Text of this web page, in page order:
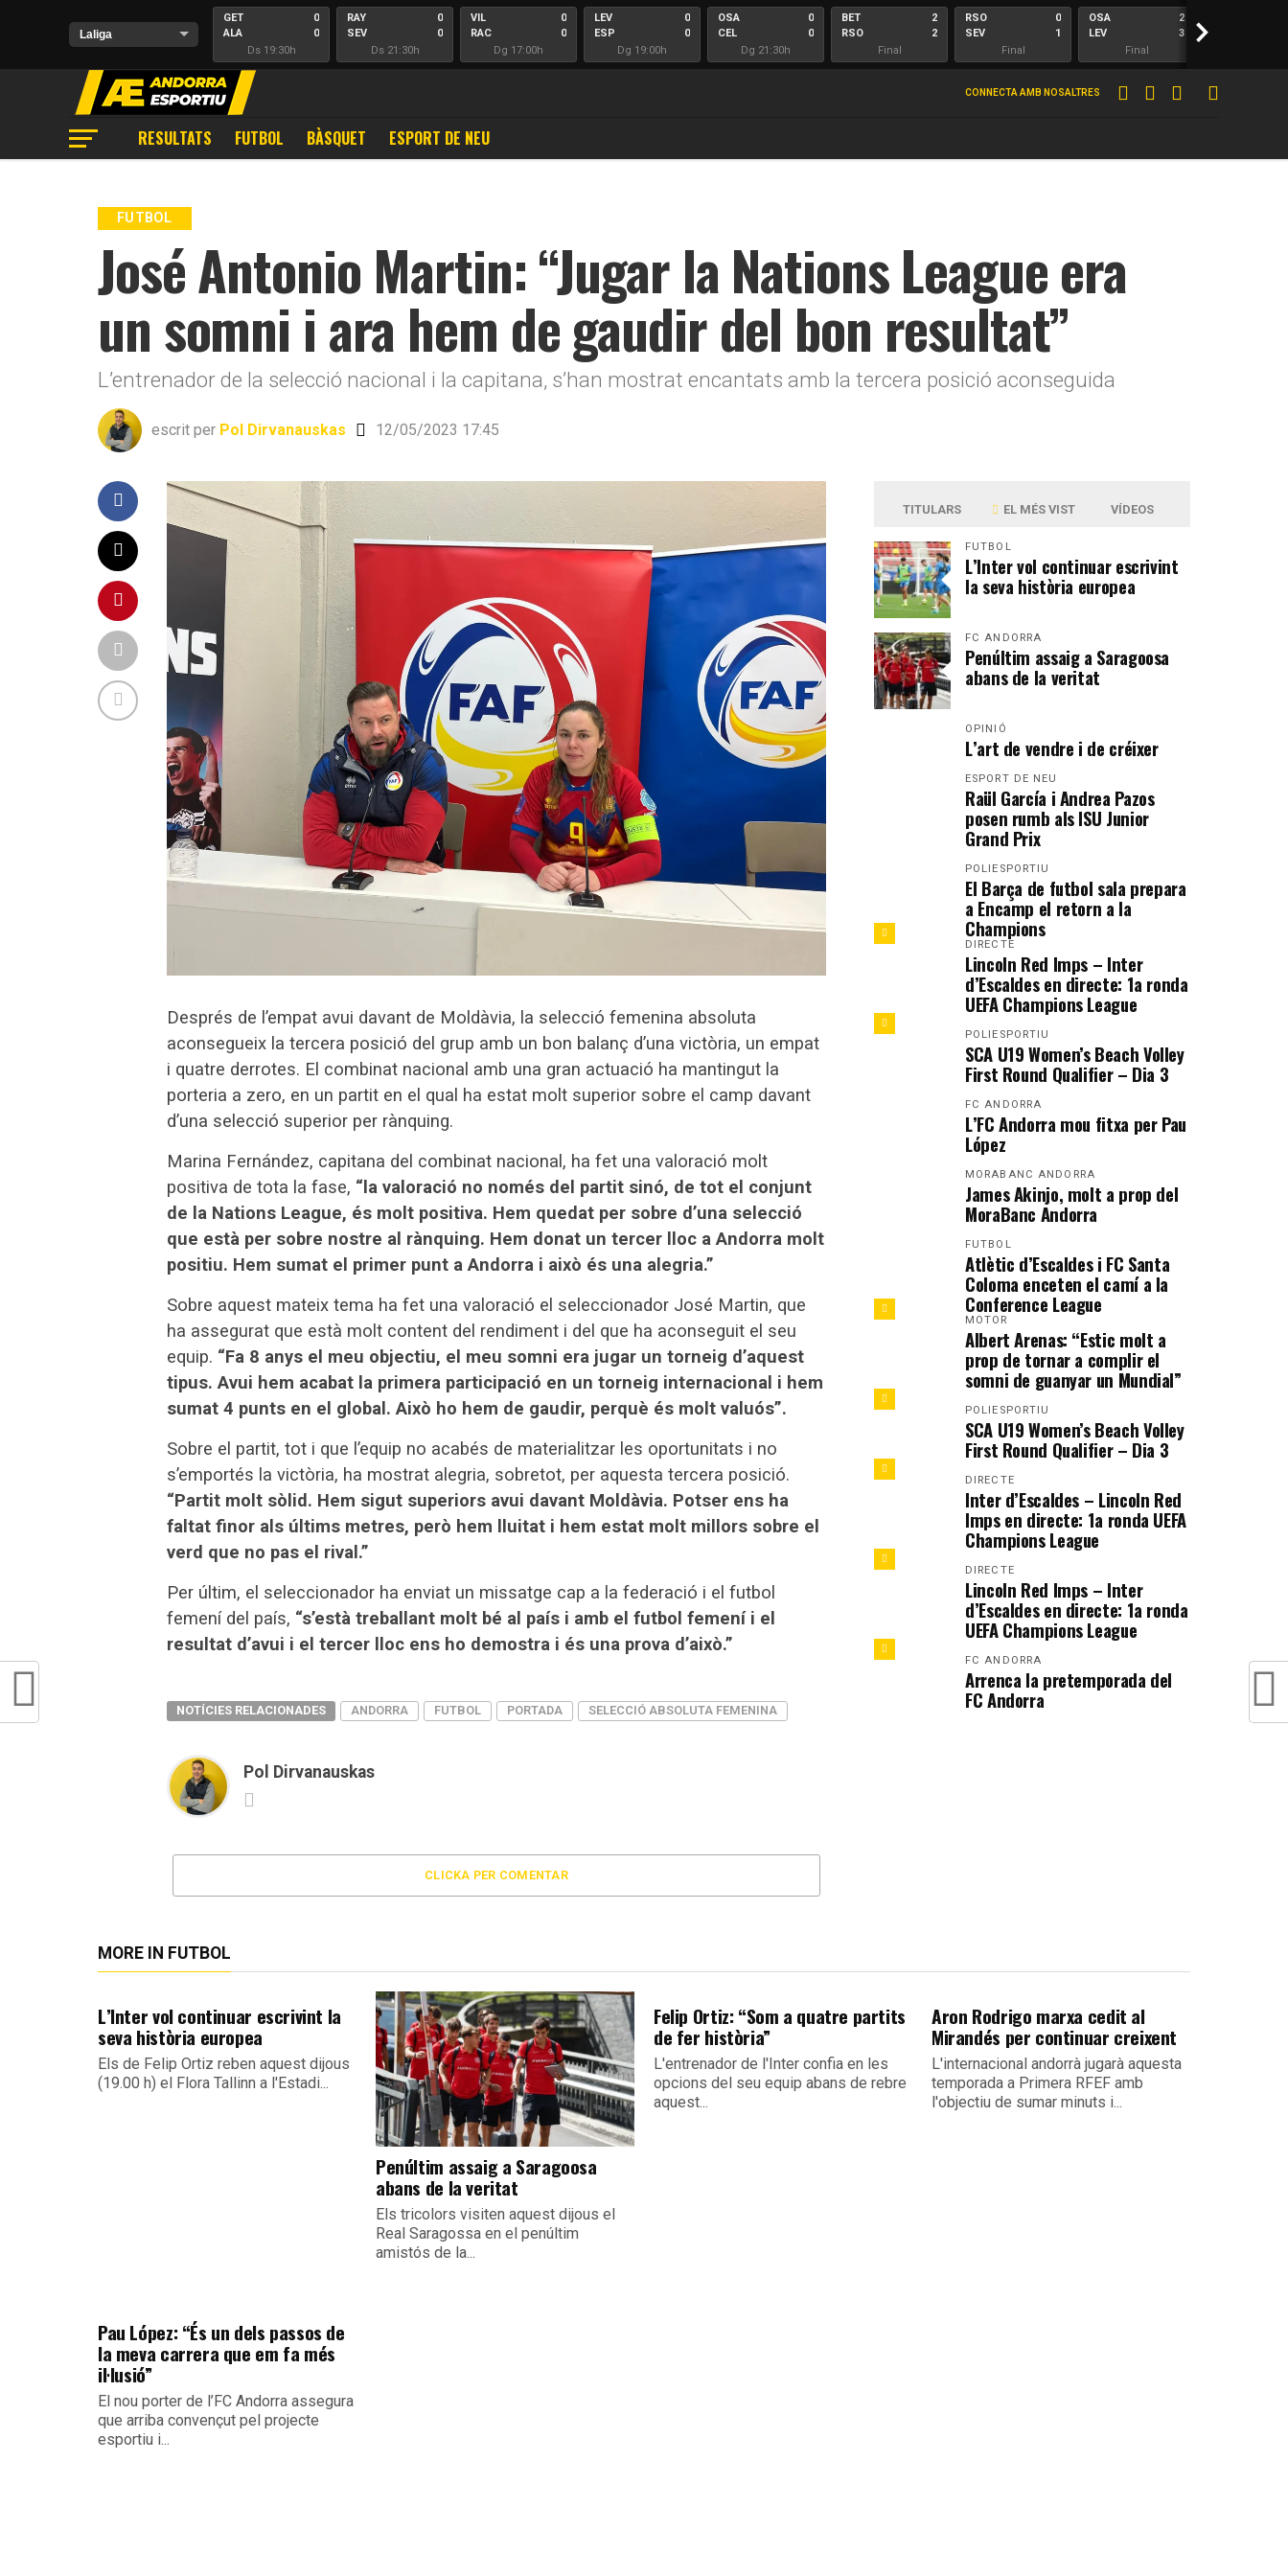
GET
ALA
0
0
Ds 19:30h
RAY
SEV
0
0
Ds 21:30h
VIL
RAC
0
0
Dg 17:00h
LEV
ESP
0
0
Dg 19:00h
OSA
CEL
0
0
Dg 21:30h
BET
RSO
2
2
Final
RSO
SEV
0
1
Final
OSA
LEV
2
3
Final
>
CONNECTA AMB NOSALTRES
RESULTATS FUTBOL BÀSQUET ESPORT DE NEU
FUTBOL
José Antonio Martin: “Jugar la Nations League era
un somni i ara hem de gaudir del bon resultat”
L’entrenador de la selecció nacional i la capitana, s’han mostrat encantats amb la tercera posició aconseguida
escrit per Pol Dirvanauskas 12/05/2023 17:45
Després de l’empat avui davant de Moldàvia, la selecció femenina absoluta
aconsegueix la tercera posició del grup amb un bon balanç d’una victòria, un empat
i quatre derrotes. El combinat nacional amb una gran actuació ha mantingut la
porteria a zero, en un partit en el qual ha estat molt superior sobre el camp davant
d’una selecció superior per rànquing.
Marina Fernández, capitana del combinat nacional, ha fet una valoració molt
positiva de tota la fase, “la valoració no només del partit sinó, de tot el conjunt
de la Nations League, és molt positiva. Hem quedat per sobre d’una selecció
que està per sobre nostre al rànquing. Hem donat un tercer lloc a Andorra molt
positiu. Hem sumat el primer punt a Andorra i això és una alegria.”
Sobre aquest mateix tema ha fet una valoració el seleccionador José Martin, que
ha assegurat que està molt content del rendiment i del que ha aconseguit el seu
equip. “Fa 8 anys el meu objectiu, el meu somni era jugar un torneig d’aquest
tipus. Avui hem acabat la primera participació en un torneig internacional i hem
sumat 4 punts en el global. Això ho hem de gaudir, perquè és molt valuós”.
Sobre el partit, tot i que l’equip no acabés de materialitzar les oportunitats i no
s’emportés la victòria, ha mostrat alegria, sobretot, per aquesta tercera posició.
“Partit molt sòlid. Hem sigut superiors avui davant Moldàvia. Potser ens ha
faltat finor als últims metres, però hem lluitat i hem estat molt millors sobre el
verd que no pas el rival.”
Per últim, el seleccionador ha enviat un missatge cap a la federació i el futbol
femení del país, “s’està treballant molt bé al país i amb el futbol femení i el
resultat d’avui i el tercer lloc ens ho demostra i és una prova d’això.”
NOTÍCIES RELACIONADES ANDORRA FUTBOL PORTADA SELECCIÓ ABSOLUTA FEMENINA
Pol Dirvanauskas
CLICKA PER COMENTAR
TITULARS EL MÉS VIST VÍDEOS
FUTBOL
L’Inter vol continuar escrivint
la seva història europea
FC ANDORRA
Penúltim assaig a Saragoosa
abans de la veritat
OPINIÓ
L’art de vendre i de créixer
ESPORT DE NEU
Raül García i Andrea Pazos
posen rumb als ISU Junior
Grand Prix
POLIESPORTIU
El Barça de futbol sala prepara
a Encamp el retorn a la
Champions
DIRECTE
Lincoln Red Imps – Inter
d’Escaldes en directe: 1a ronda
UEFA Champions League
POLIESPORTIU
SCA U19 Women’s Beach Volley
First Round Qualifier – Dia 3
FC ANDORRA
L’FC Andorra mou fitxa per Pau
López
MORABANC ANDORRA
James Akinjo, molt a prop del
MoraBanc Andorra
FUTBOL
Atlètic d’Escaldes i FC Santa
Coloma enceten el camí a la
Conference League
MOTOR
Albert Arenas: “Estic molt a
prop de tornar a complir el
somni de guanyar un Mundial”
POLIESPORTIU
SCA U19 Women’s Beach Volley
First Round Qualifier – Dia 3
DIRECTE
Inter d’Escaldes – Lincoln Red
Imps en directe: 1a ronda UEFA
Champions League
DIRECTE
Lincoln Red Imps – Inter
d’Escaldes en directe: 1a ronda
UEFA Champions League
FC ANDORRA
Arrenca la pretemporada del
FC Andorra
MORE IN FUTBOL
L’Inter vol continuar escrivint la
seva història europea
Els de Felip Ortiz reben aquest dijous
(19.00 h) el Flora Tallinn a l'Estadi...
Penúltim assaig a Saragoosa
abans de la veritat
Els tricolors visiten aquest dijous el
Real Saragossa en el penúltim
amistós de la...
Felip Ortiz: “Som a quatre partits
de fer història”
L'entrenador de l'Inter confia en les
opcions del seu equip abans de rebre
aquest...
Aron Rodrigo marxa cedit al
Mirandés per continuar creixent
L'internacional andorrà jugarà aquesta
temporada a Primera RFEF amb
l'objectiu de sumar minuts i...
Pau López: “És un dels passos de
la meva carrera que em fa més
il·lusió”
El nou porter de l’FC Andorra assegura
que arriba convençut pel projecte
esportiu i...